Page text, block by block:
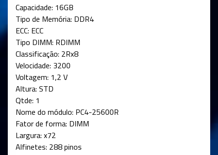
Capacidade: 16GB
Tipo de Memória: DDR4
ECC: ECC
Tipo DIMM: RDIMM
Classificação: 2Rx8
Velocidade: 3200
Voltagem: 1,2 V
Altura: STD
Qtde: 1
Nome do módulo: PC4-25600R
Fator de forma: DIMM
Largura: x72
Alfinetes: 288 pinos